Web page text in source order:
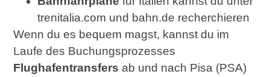
trenitalia.com und bahn.de recherchieren
Wenn du es bequem magst, kannst du im
Laufe des Buchungsprozesses
Flughafentransfers ab und nach Pisa (PSA)